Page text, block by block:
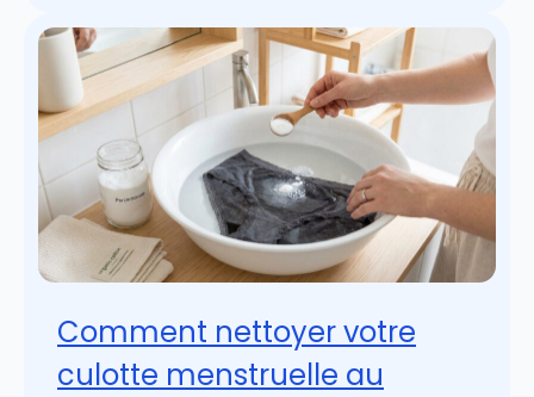
Comment nettoyer votre
culotte menstruelle au